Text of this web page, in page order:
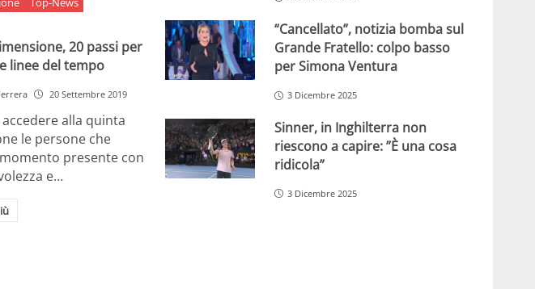
20 passi per
linee del tempo
20 Settembre 2019
alla quinta
le persone che
presente con
e…
“Cancellato”, notizia bomba sul
Grande Fratello: colpo basso
per Simona Ventura
3 Dicembre 2025
Sinner, in Inghilterra non
riescono a capire: ”È una cosa
ridicola”
3 Dicembre 2025